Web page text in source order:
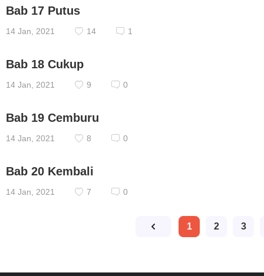
Bab 17 Putus
14 Jan, 2021 14 1
Bab 18 Cukup
14 Jan, 2021 9 0
Bab 19 Cemburu
14 Jan, 2021 8 0
Bab 20 Kembali
14 Jan, 2021 7 0
1 2 3